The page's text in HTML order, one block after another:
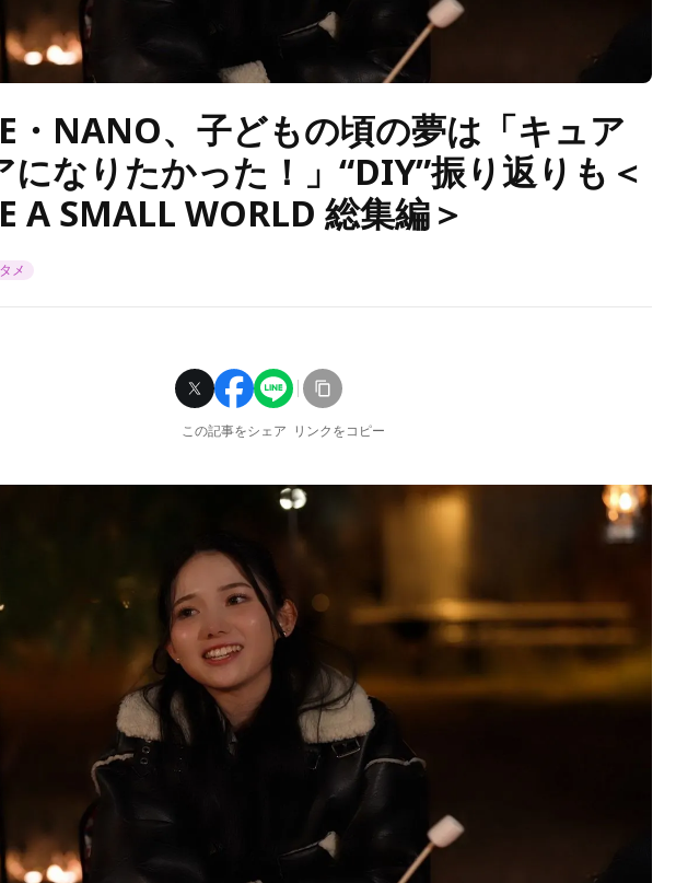
・NANO、子どもの頃の夢は「キュア
になりたかった！」“DIY”振り返りも＜
A SMALL WORLD 総集編＞
メ
この記事をシェア リンクをコピー